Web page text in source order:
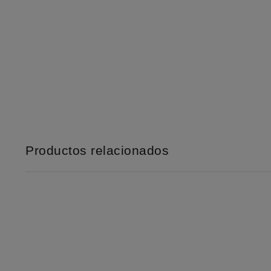
Productos relacionados